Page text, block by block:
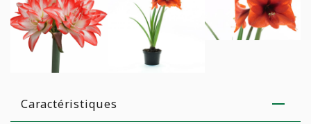
Caractéristiques